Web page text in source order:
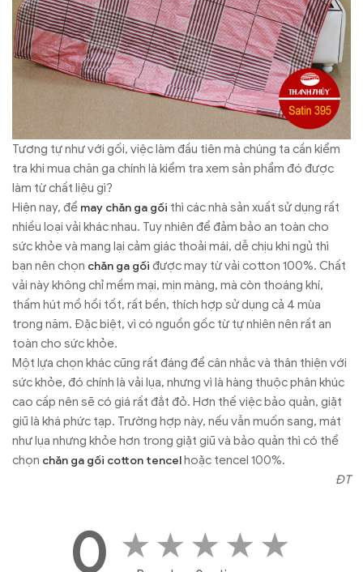
Tương tự như với gối, việc làm đầu tiên mà chúng ta cần kiểm
tra khi mua chăn ga chính là kiểm tra xem sản phẩm đó được
làm từ chất liệu gì?
Hiện nay, để may chăn ga gối thì các nhà sản xuất sử dụng rất
nhiều loại vải khác nhau. Tuy nhiên để đảm bảo an toàn cho
sức khỏe và mang lại cảm giác thoải mái, dễ chịu khi ngủ thì
bạn nên chọn chăn ga gối được may từ vải cotton 100%. Chất
vải này không chỉ mềm mại, mịn màng, mà còn thoáng khí,
thấm hút mồ hồi tốt, rất bền, thích hợp sử dụng cả 4 mùa
trong năm. Đặc biệt, vì có nguồn gốc từ tự nhiên nên rất an
toàn cho sức khỏe.
Một lựa chọn khác cũng rất đáng để cân nhắc và thân thiện với
sức khỏe, đó chính là vải lụa, nhưng vì là hàng thuộc phân khúc
cao cấp nên sẽ có giá rất đắt đỏ. Hơn thế việc bảo quản, giặt
giũ là khá phức tạp. Trường hợp này, nếu vẫn muốn sang, mát
như lụa nhưng khỏe hơn trong giặt giũ và bảo quản thì có thể
chọn chăn ga gối cotton tencel hoặc tencel 100%.
ĐT
0 ★ ★ ★ ★ ★